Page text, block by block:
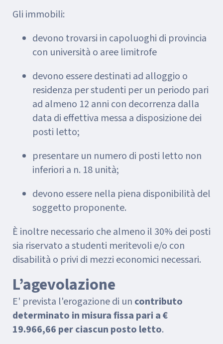
Gli immobili:
devono trovarsi in capoluoghi di provincia
con università o aree limitrofe
devono essere destinati ad alloggio o
residenza per studenti per un periodo pari
ad almeno 12 anni con decorrenza dalla
data di effettiva messa a disposizione dei
posti letto;
presentare un numero di posti letto non
inferiori a n. 18 unità;
devono essere nella piena disponibilità del
soggetto proponente.
È inoltre necessario che almeno il 30% dei posti
sia riservato a studenti meritevoli e/o con
disabilità o privi di mezzi economici necessari.
L’agevolazione
E' prevista l'erogazione di un contributo
determinato in misura fissa pari a €
19.966,66 per ciascun posto letto.